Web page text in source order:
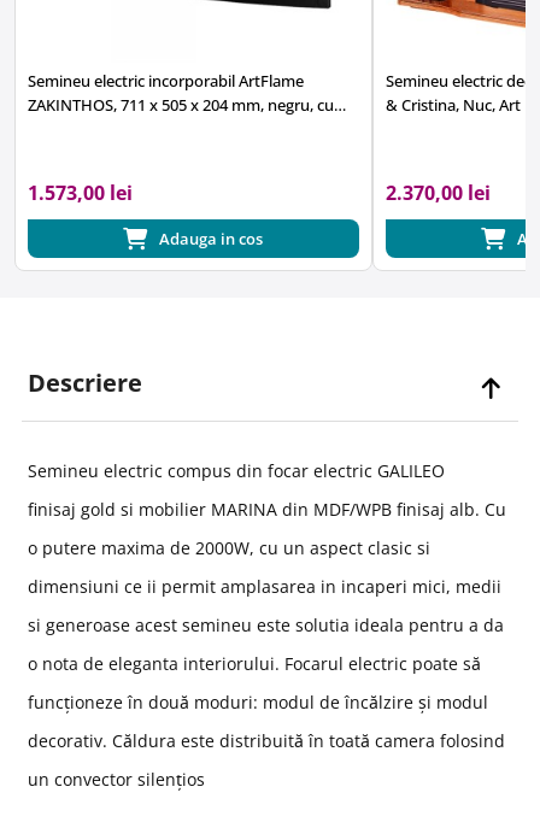
Semineu electric incorporabil ArtFlame
ZAKINTHOS, 711 x 505 x 204 mm, negru, cu
1.573,00 lei
Adauga in cos
Semineu electric
& Cristina, Nuc, Art
2.370,00 lei
Descriere
Semineu electric compus din focar electric GALILEO
finisaj gold si mobilier MARINA din MDF/WPB finisaj alb. Cu
o putere maxima de 2000W, cu un aspect clasic si
dimensiuni ce ii permit amplasarea in incaperi mici, medii
si generoase acest semineu este solutia ideala pentru a da
o nota de eleganta interiorului. Focarul electric poate să
funcționeze în două moduri: modul de încălzire și modul
decorativ. Căldura este distribuită în toată camera folosind
un convector silențios